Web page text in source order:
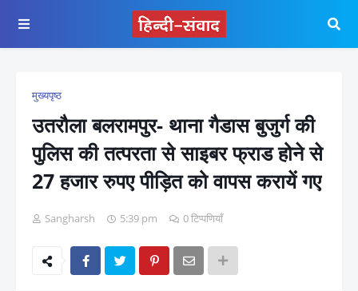
मुख्यपृष्ठ
उतरौला बलरामपुर- थाना गैडास बुजुर्ग की
पुलिस की तत्परता से साइबर फ्राड होने से
27 हजार रुपए पीड़ित को वापस करायें गए
Sangharsh 5:39 pm 0 टिप्पणियाँ